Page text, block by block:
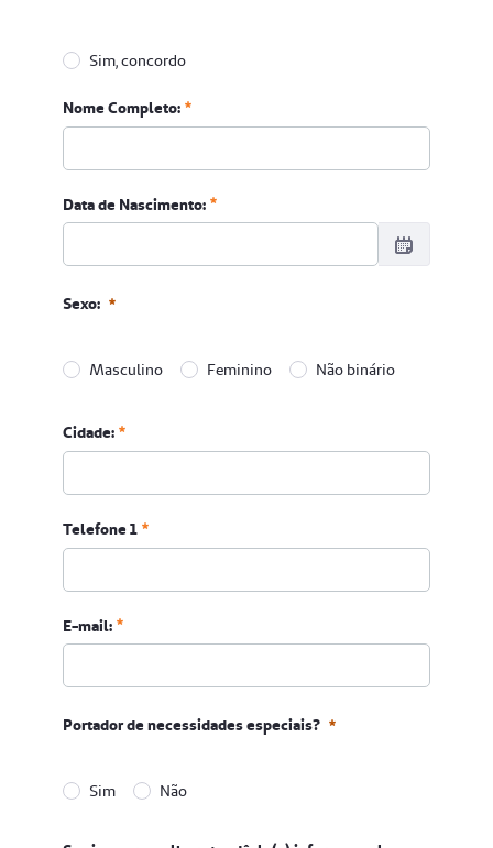
Sim, concordo
Obrigatório
Nome Completo:
Data de Nascimento:
Obrigatório
Sexo:
Masculino Feminino Não binário
Obrigatório
Cidade:
Telefone 1
E-mail:
Portador de necessidades especiais?
Sim Não